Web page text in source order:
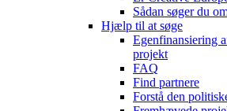
Sådan søger du
Hjælp til at søge
Egenfinansiering
projekt
FAQ
Find partnere
Forstå den